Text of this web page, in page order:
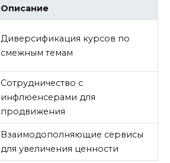
Описание
Диверсификация курсов по
смежным темам
Сотрудничество с
инфлюенсерами для
продвижения
Взаимодополняющие сервисы
для увеличения ценности